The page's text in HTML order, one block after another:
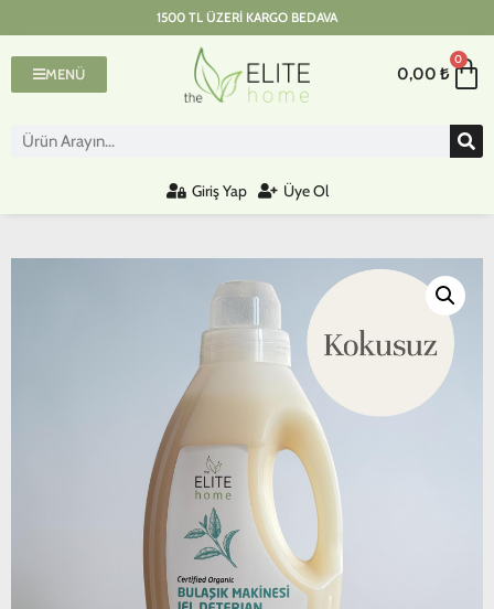
1500 TL ÜZERI KARGO BEDAVA
MENÜ 0,00 ₺
0
Giriş Yap Üye Ol